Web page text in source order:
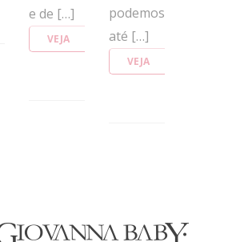
e de […]
VEJA
podemos
até […]
VEJA